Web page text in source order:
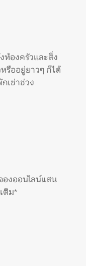
ห้องครัวและสิ่ง
รืออยู่ยาวๆ ก็ได้
เช่าช่วง
องออนไลน์แสน
ติม*